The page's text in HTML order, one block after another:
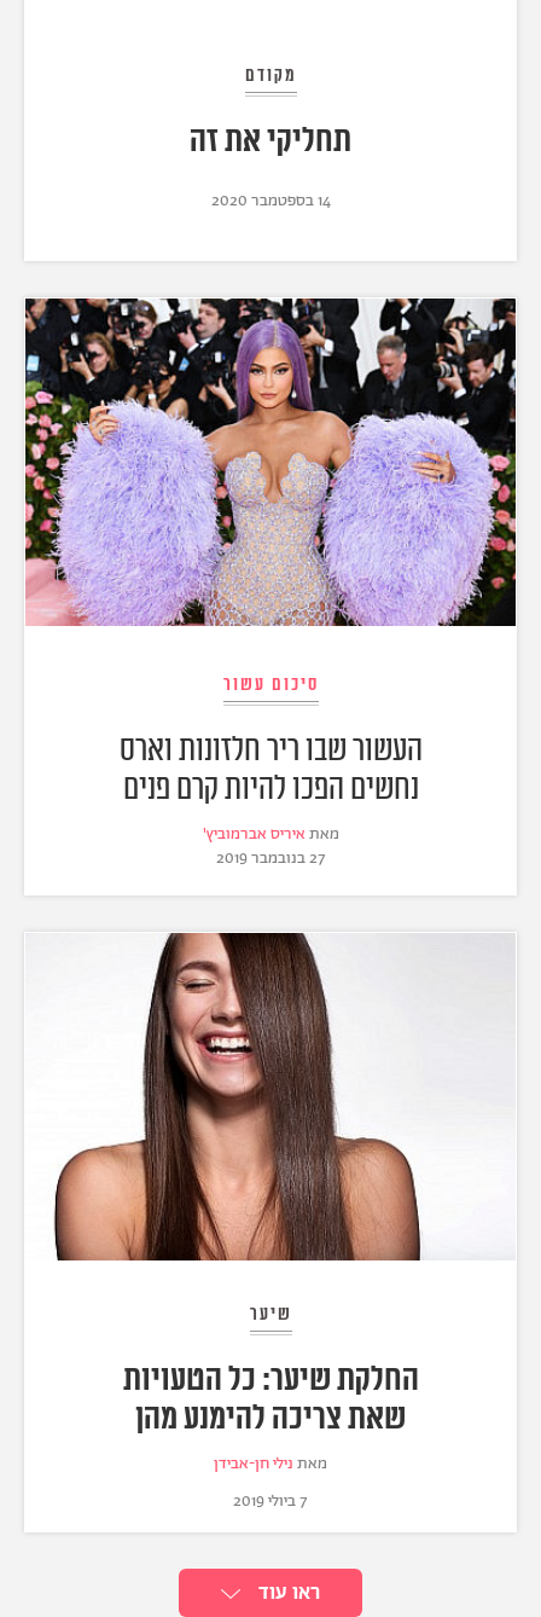
מקודם
תחליקי את זה
14 בספטמבר 2020
סיכום עשור
העשור שבו ריר חלזונות וארס
נחשים הפכו להיות קרם פנים
מאת איריס אברמוביץ'
27 בנובמבר 2019
שיער
החלקת שיער: כל הטעויות
שאת צריכה להימנע מהן
מאת נילי חן-אבידן
7 ביולי 2019
ראו עוד